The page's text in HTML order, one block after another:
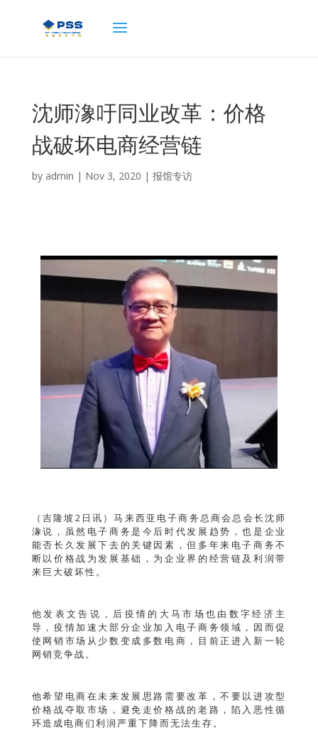
沈师潒吁同业改革：价格
战破坏电商经营链
by admin | Nov 3, 2020 | 报馆专访
（吉隆坡2日讯）马来西亚电子商务总商会总会长沈师
潒说，虽然电子商务是今后时代发展趋势，也是企业
能否长久发展下去的关键因素，但多年来电子商务不
断以价格战为发展基础，为企业界的经营链及利润带
来巨大破坏性。
他发表文告说，后疫情的大马市场也由数字经济主
导，疫情加速大部分企业加入电子商务领域，因而促
使网销市场从少数变成多数电商，目前正进入新一轮
网销竞争战。
他希望电商在未来发展思路需要改革，不要以进攻型
价格战夺取市场，避免走价格战的老路，陷入恶性循
环造成电商们利润严重下降而无法生存。